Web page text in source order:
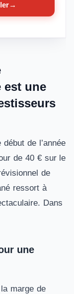
→
est une
de l’année
de 40 € sur le
de
ressort à
Dans
une
marge de